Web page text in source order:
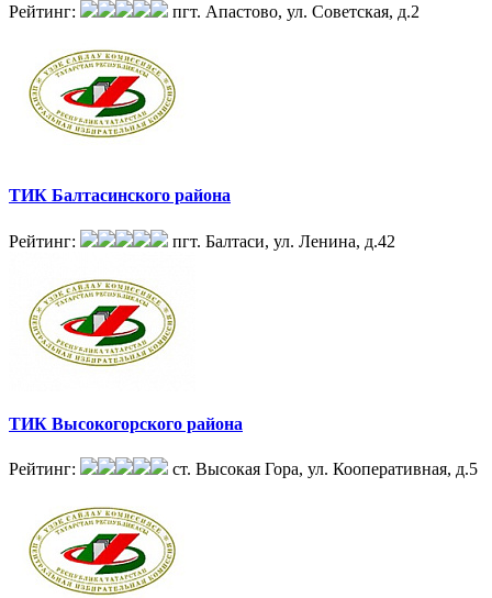
Рейтинг: пгт. Апастово, ул. Советская, д.2
ТИК Балтасинского района
Рейтинг: пгт. Балтаси, ул. Ленина, д.42
ТИК Высокогорского района
Рейтинг: ст. Высокая Гора, ул. Кооперативная, д.5